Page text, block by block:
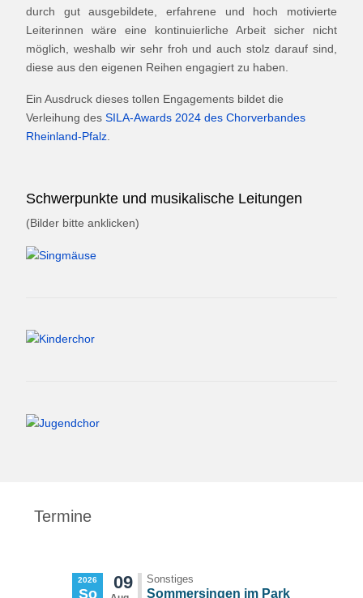
durch gut ausgebildete, erfahrene und hoch motivierte
Leiterinnen wäre eine kontinuierliche Arbeit sicher nicht
möglich, weshalb wir sehr froh und auch stolz darauf sind,
diese aus den eigenen Reihen engagiert zu haben.
Ein Ausdruck dieses tollen Engagements bildet die
Verleihung des SILA-Awards 2024 des Chorverbandes
Rheinland-Pfalz
Schwerpunkte und musikalische Leitungen
(Bilder bitte anklicken)
Termine